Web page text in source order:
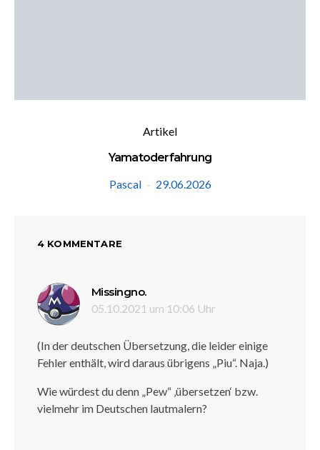
Artikel
Yamatoderfahrung
Pascal
29.06.2026
4 KOMMENTARE
Missingno.sagt:
05.10.2021 um 10:06 Uhr
(In der deutschen Übersetzung, die leider einige
Fehler enthält, wird daraus übrigens „Piu“. Naja.)
Wie würdest du denn „Pew“ ‚übersetzen‘ bzw.
vielmehr im Deutschen lautmalern?